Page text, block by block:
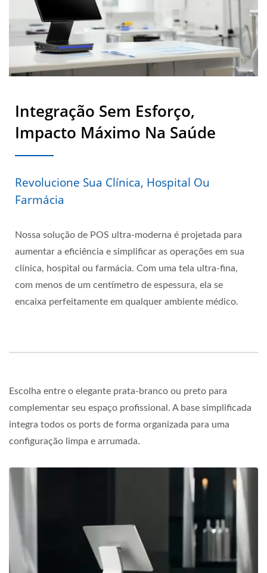
Integração Sem Esforço,
Impacto Máximo Na Saúde
Revolucione Sua Clínica, Hospital Ou
Farmácia
Nossa solução de POS ultra-moderna é projetada para
aumentar a eficiência e simplificar as operações em sua
clínica, hospital ou farmácia. Com uma tela ultra-fina,
com menos de um centímetro de espessura, ela se
encaixa perfeitamente em qualquer ambiente médico.
Escolha entre o elegante prata-branco ou preto para
complementar seu espaço profissional. A base simplificada
integra todos os ports de forma organizada para uma
configuração limpa e arrumada.